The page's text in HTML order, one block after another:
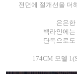
전면에 절개선을 더
은은한
백라인에
단독으로도
174CM 모델